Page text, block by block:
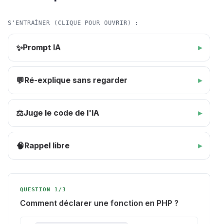
S'ENTRAÎNER (CLIQUE POUR OUVRIR) :
✨Prompt IA
💬Ré-explique sans regarder
⚖️Juge le code de l'IA
🧠Rappel libre
QUESTION 1/3
Comment déclarer une fonction en PHP ?